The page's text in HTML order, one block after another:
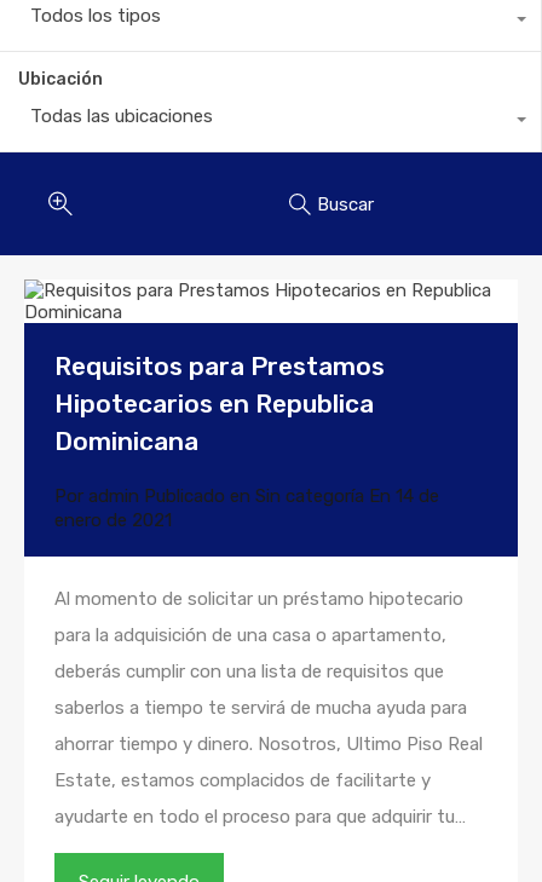
Todos los tipos
Ubicación
Todas las ubicaciones
Buscar
Requisitos para Prestamos
Hipotecarios en Republica
Dominicana
Por admin Publicado en Sin categoría En 14 de
enero de 2021
Al momento de solicitar un préstamo hipotecario
para la adquisición de una casa o apartamento,
deberás cumplir con una lista de requisitos que
saberlos a tiempo te servirá de mucha ayuda para
ahorrar tiempo y dinero. Nosotros, Ultimo Piso Real
Estate, estamos complacidos de facilitarte y
ayudarte en todo el proceso para que adquirir tu…